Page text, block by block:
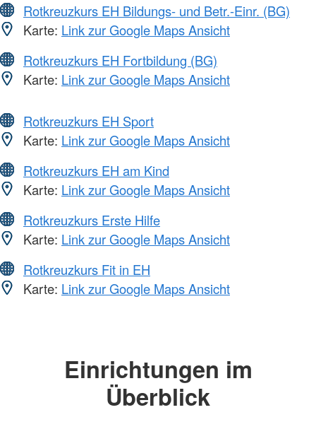
Rotkreuzkurs EH Bildungs- und Betr.-Einr. (BG)
Karte: Link zur Google Maps Ansicht
Rotkreuzkurs EH Fortbildung (BG)
Karte: Link zur Google Maps Ansicht
Rotkreuzkurs EH Sport
Karte: Link zur Google Maps Ansicht
Rotkreuzkurs EH am Kind
Karte: Link zur Google Maps Ansicht
Rotkreuzkurs Erste Hilfe
Karte: Link zur Google Maps Ansicht
Rotkreuzkurs Fit in EH
Karte: Link zur Google Maps Ansicht
Einrichtungen im
Überblick